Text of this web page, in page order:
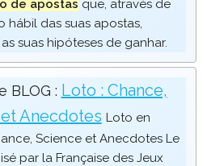
de apostas que, através de
hábil das suas apostas,
suas hipóteses de ganhar.
BLOG : Loto : Chance,
Anecdotes Loto en
Science et Anecdotes Le
par la Française des Jeux